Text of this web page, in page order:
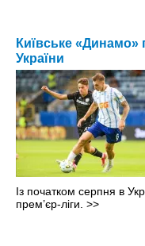
Київське «Динамо»
України
Із початком серпня в
прем’єр-ліги. >>